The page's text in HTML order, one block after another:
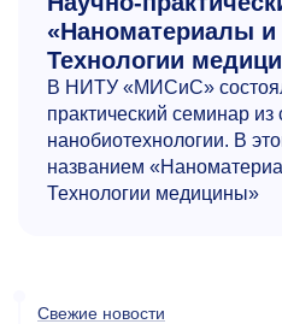
«Наноматериалы
Технологии
В НИТУ «МИСиС»
практический семинар из
нанобиотехнологии. В
названием
Технологии медицины»
Свежие новости